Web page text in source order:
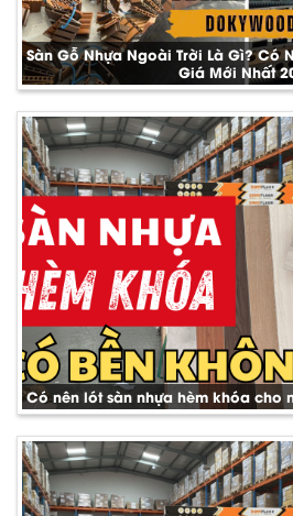
Sàn Gỗ Nhựa Ngoài Trời Là Gì? Có
Giá Mới Nhất
Có nên lót sàn nhựa hèm khóa cho